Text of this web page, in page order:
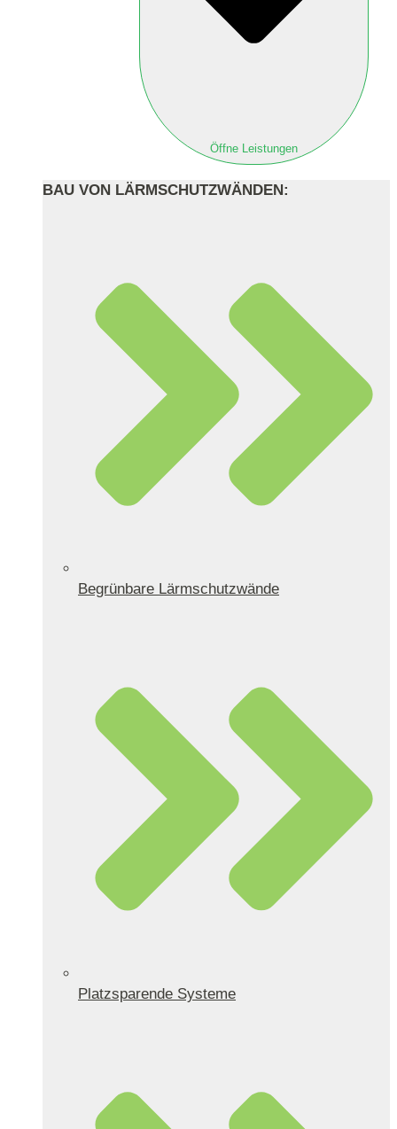
Öffne Leistungen
BAU VON LÄRMSCHUTZWÄNDEN:
Begrünbare Lärmschutzwände
Platzsparende Systeme